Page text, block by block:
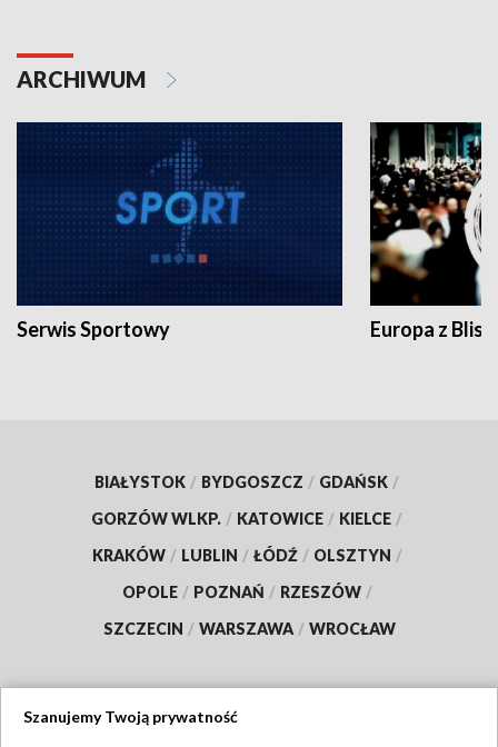
ARCHIWUM
Serwis Sportowy Europa z
BIAŁYSTOK / BYDGOSZCZ / GDAŃSK /
GORZÓW WLKP. / KATOWICE / KIELCE /
KRAKÓW / LUBLIN / ŁÓDŹ / OLSZTYN /
OPOLE / POZNAŃ / RZESZÓW /
SZCZECIN / WARSZAWA / WROCŁAW
Szanujemy Twoją prywatność